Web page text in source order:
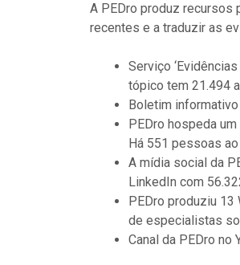
A PEDro produz recursos
recentes e a traduzir as
Serviço
tópico tem 21.494
Boletim
PEDro hospeda um
Há 551 pessoas
A mídia social da
LinkedIn com
PEDro produziu
de especialistas
Canal da PEDro